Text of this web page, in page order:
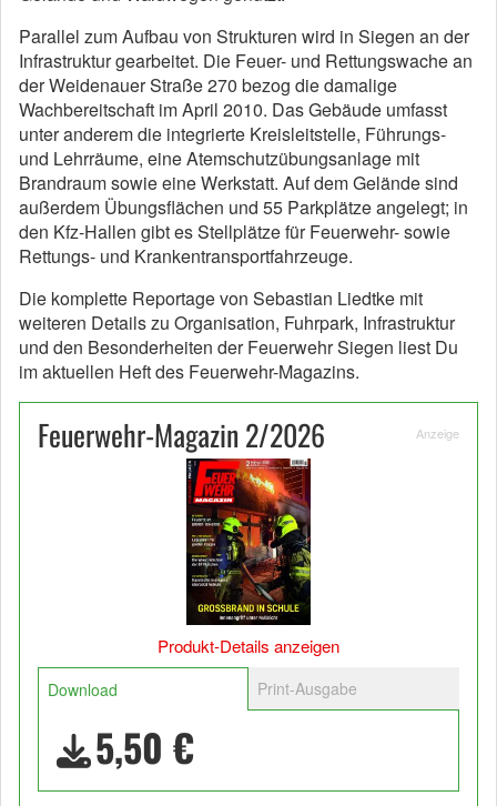
Parallel zum Aufbau von Strukturen wird in Siegen an der
Infrastruktur gearbeitet. Die Feuer- und Rettungswache an
der Weidenauer Straße 270 bezog die damalige
Wachbereitschaft im April 2010. Das Gebäude umfasst
unter anderem die integrierte Kreisleitstelle, Führungs-
und Lehrräume, eine Atemschutzübungsanlage mit
Brandraum sowie eine Werkstatt. Auf dem Gelände sind
außerdem Übungsflächen und 55 Parkplätze angelegt; in
den Kfz-Hallen gibt es Stellplätze für Feuerwehr- sowie
Rettungs- und Krankentransportfahrzeuge.
Die komplette Reportage von Sebastian Liedtke mit
weiteren Details zu Organisation, Fuhrpark, Infrastruktur
und den Besonderheiten der Feuerwehr Siegen liest Du
im aktuellen Heft des Feuerwehr-Magazins.
Feuerwehr-Magazin 2/2026 Anzeige
Produkt-Details anzeigen
Download Print-Ausgabe
5,50 €